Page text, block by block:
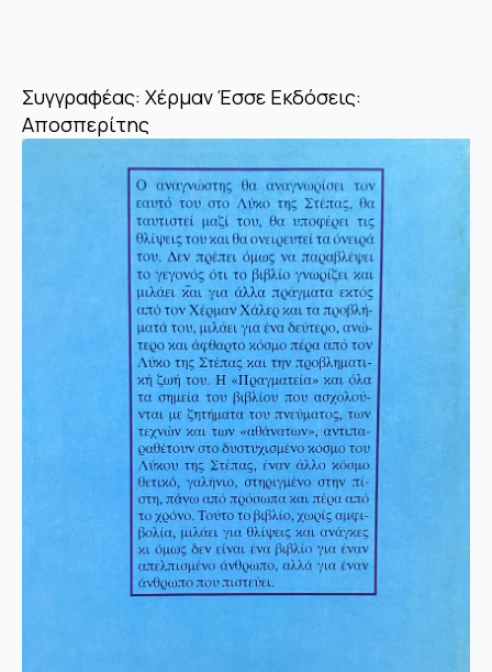
Συγγραφέας: Χέρμαν Έσσε Εκδόσεις:
Αποσπερίτης